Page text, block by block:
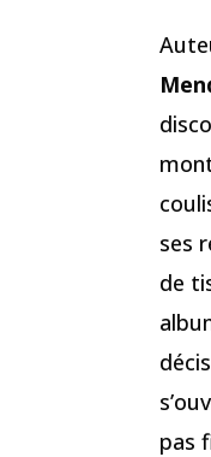
ses
de
pas